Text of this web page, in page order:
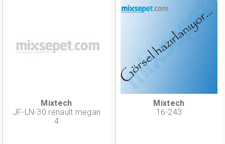
Mixtech
JF-LN-30 renault megan
4
Mixtech
16-243